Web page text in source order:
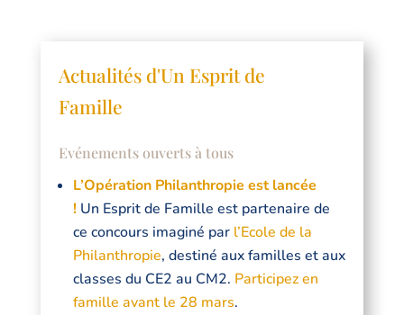
Actualités d'Un Esprit de
Famille
Evénements ouverts à tous
L’Opération Philanthropie est lancée
! Un Esprit de Famille est partenaire de
ce concours imaginé par l’Ecole de la
Philanthropie, destiné aux familles et aux
classes du CE2 au CM2. Participez en
famille avant le 28 mars.